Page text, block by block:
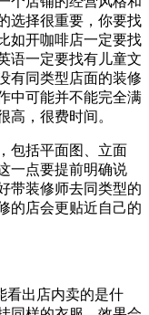
选择很重要，你要找
如开咖啡店一定要找
语一定要找有儿童文
有同类型店面的装修
中可能并不能完全满
高，很费时间。
包括平面图、立面
一点要提前明确说
带装修师去同类型的
的店会更贴近自己的
看出店内卖的是什